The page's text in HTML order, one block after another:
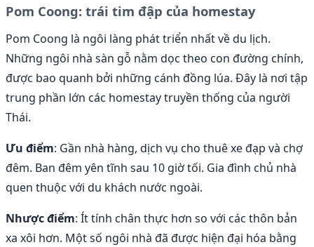
Pom Coong: trái tim đập của homestay
Pom Coong là ngôi làng phát triển nhất về du lịch.
Những ngôi nhà sàn gỗ nằm dọc theo con đường chính,
được bao quanh bởi những cánh đồng lúa. Đây là nơi tập
trung phần lớn các homestay truyền thống của người
Thái.
Ưu điểm: Gần nhà hàng, dịch vụ cho thuê xe đạp và chợ
đêm. Ban đêm yên tĩnh sau 10 giờ tối. Gia đình chủ nhà
quen thuộc với du khách nước ngoài.
Nhược điểm: Ít tính chân thực hơn so với các thôn bản
xa xôi hơn. Một số ngôi nhà đã được hiện đại hóa bằng